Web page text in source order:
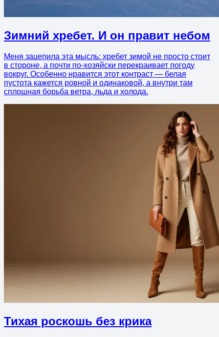
Зимний хребет. И он правит небом
Меня зацепила эта мысль: хребет зимой не просто стоит
в стороне, а почти по-хозяйски перекраивает погоду
вокруг. Особенно нравится этот контраст — белая
пустота кажется ровной и одинаковой, а внутри там
сплошная борьба ветра, льда и холода.
Тихая роскошь без крика